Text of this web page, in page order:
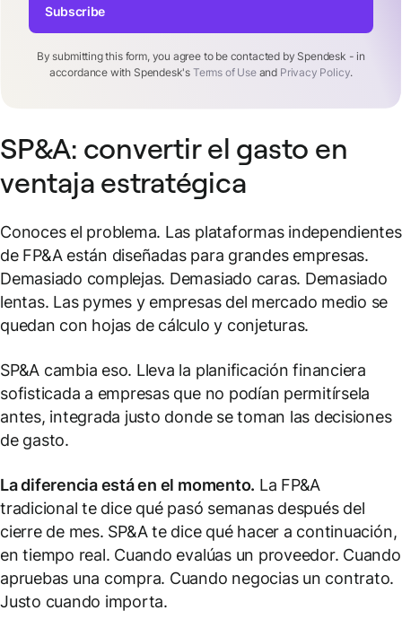
By submitting this form, you agree to be contacted by Spendesk - in
accordance with Spendesk's Terms of Useand Privacy Policy.
Subscribe
SP&A: convertir el gasto en
ventaja estratégica
Conoces el problema. Las plataformas independientes
de FP&A están diseñadas para grandes empresas.
Demasiado complejas. Demasiado caras. Demasiado
lentas. Las pymes y empresas del mercado medio se
quedan con hojas de cálculo y conjeturas.
SP&A cambia eso. Lleva la planificación financiera
sofisticada a empresas que no podían permitírsela
antes, integrada justo donde se toman las decisiones
de gasto.
La diferencia está en el momento. La FP&A
tradicional te dice qué pasó semanas después del
cierre de mes. SP&A te dice qué hacer a continuación,
en tiempo real. Cuando evalúas un proveedor. Cuando
apruebas una compra. Cuando negocias un contrato.
Justo cuando importa.